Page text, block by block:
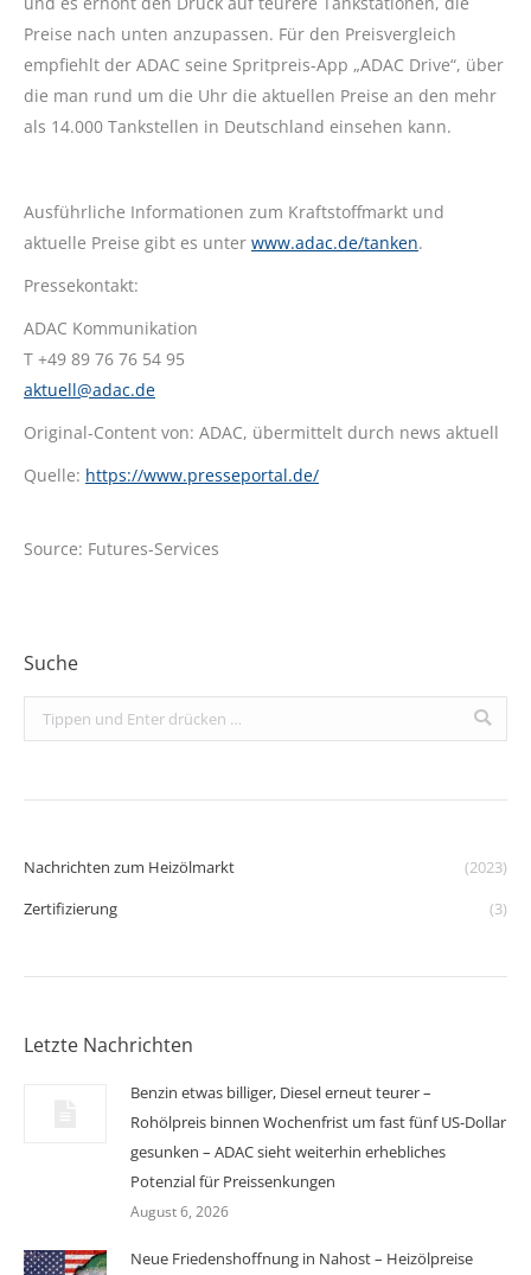
Preise nach unten anzupassen. Für den Preisvergleich
empfiehlt der ADAC seine Spritpreis-App „ADAC Drive“, über
die man rund um die Uhr die aktuellen Preise an den mehr
als 14.000 Tankstellen in Deutschland einsehen kann.
Ausführliche Informationen zum Kraftstoffmarkt und
aktuelle Preise gibt es unter www.adac.de/tanken.
Pressekontakt:
ADAC Kommunikation
T +49 89 76 76 54 95
aktuell@adac.de
Original-Content von: ADAC, übermittelt durch news aktuell
Quelle: https://www.presseportal.de/
Source: Futures-Services
Suche
Search:
Nachrichten zum Heizölmarkt
(2023)
Zertifizierung
(3)
Letzte Nachrichten
Benzin etwas billiger, Diesel erneut teurer –
Rohölpreis binnen Wochenfrist um fast fünf US-Dollar
gesunken – ADAC sieht weiterhin erhebliches
Potenzial für Preissenkungen
August 6, 2026
Neue Friedenshoffnung in Nahost – Heizölpreise